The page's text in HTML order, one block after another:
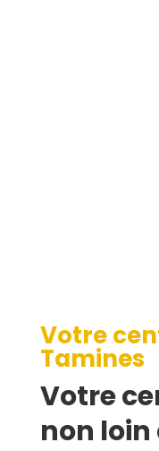
Votre
Tamines
Votre
non